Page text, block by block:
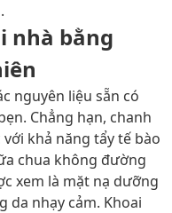
nhà bằng
nguyên liệu sẵn có
Chẳng hạn, chanh
khả năng tẩy tế bào
chua không đường
xem là mặt nạ dưỡng
da nhạy cảm. Khoai